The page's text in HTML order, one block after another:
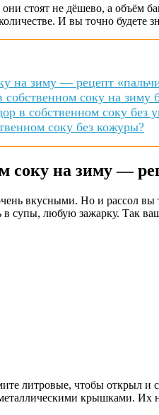
стоят не дёшево, а объём
И вы точно будете
на зиму — рецепт
соку на зиму
в собственном соку без
соку без кожуры?
соку на зиму —
вкусными. Но и рассол вы
супы, любую зажарку. Так
литровые, чтобы открыл и
крышками. Их